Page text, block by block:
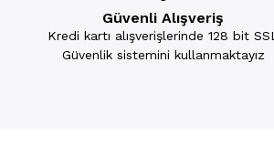
Güvenli Alışveriş
Kredi kartı alışverişlerinde 128 bit SSL
Güvenlik sistemini kullanmaktayız